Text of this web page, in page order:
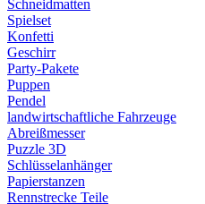
Schneidmatten
Spielset
Konfetti
Geschirr
Party-Pakete
Puppen
Pendel
landwirtschaftliche Fahrzeuge
Abreißmesser
Puzzle 3D
Schlüsselanhänger
Papierstanzen
Rennstrecke Teile